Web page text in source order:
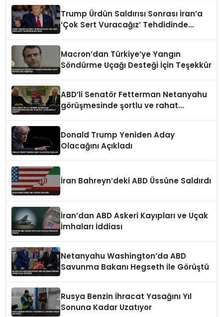
Trump Ürdün Saldırısı Sonrası İran’a
‘Çok Sert Vuracağız’ Tehdidinde
Macron’dan Türkiye’ye Yangın
Söndürme Uçağı Desteği İçin Teşekkür
ABD’li Senatör Fetterman Netanyahu
görüşmesinde şortlu ve rahat
Donald Trump Yeniden Aday
Olacağını Açıkladı
İran Bahreyn’deki ABD Üssüne Saldırdı
İran’dan ABD Askeri Kayıpları ve Uçak
İmhaları İddiası
Netanyahu Washington’da ABD
Savunma Bakanı Hegseth ile Görüştü
Rusya Benzin İhracat Yasağını Yıl
Sonuna Kadar Uzatıyor